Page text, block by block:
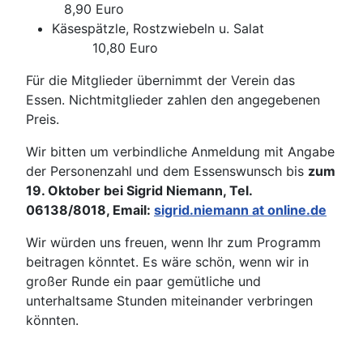
8,90 Euro
Käsespätzle, Rostzwiebeln u. Salat
10,80 Euro
Für die Mitglieder übernimmt der Verein das
Essen. Nichtmitglieder zahlen den angegebenen
Preis.
Wir bitten um verbindliche Anmeldung mit Angabe
der Personenzahl und dem Essenswunsch bis zum
19. Oktober bei Sigrid Niemann, Tel.
06138/8018, Email: sigrid.niemann at online.de
Wir würden uns freuen, wenn Ihr zum Programm
beitragen könntet. Es wäre schön, wenn wir in
großer Runde ein paar gemütliche und
unterhaltsame Stunden miteinander verbringen
könnten.